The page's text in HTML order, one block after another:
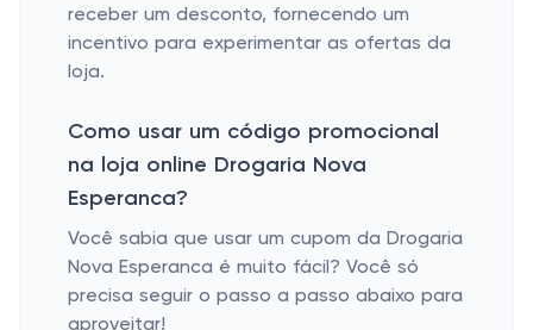
receber um desconto, fornecendo um
incentivo para experimentar as ofertas da
loja.
Como usar um código promocional
na loja online Drogaria Nova
Esperanca?
Você sabia que usar um cupom da Drogaria
Nova Esperanca é muito fácil? Você só
precisa seguir o passo a passo abaixo para
aproveitar!